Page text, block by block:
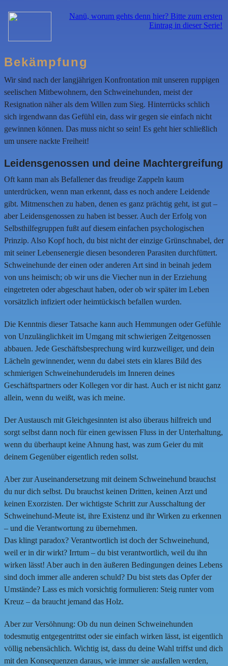
Nanü, worum gehts denn hier? Bitte zum ersten
Eintrag in dieser Serie!
Bekämpfung
Wir sind nach der langjährigen Konfrontation mit unseren ruppigen
seelischen Mitbewohnern, den Schweinehunden, meist der
Resignation näher als dem Willen zum Sieg. Hinterrücks schlich
sich irgendwann das Gefühl ein, dass wir gegen sie einfach nicht
gewinnen können. Das muss nicht so sein! Es geht hier schließlich
um unsere nackte Freiheit!
Leidensgenossen und deine Machtergreifung
Oft kann man als Befallener das freudige Zappeln kaum
unterdrücken, wenn man erkennt, dass es noch andere Leidende
gibt. Mitmenschen zu haben, denen es ganz prächtig geht, ist gut –
aber Leidensgenossen zu haben ist besser. Auch der Erfolg von
Selbsthilfegruppen fußt auf diesem einfachen psychologischen
Prinzip. Also Kopf hoch, du bist nicht der einzige Grünschnabel, der
mit seiner Lebensenergie diesen besonderen Parasiten durchfüttert.
Schweinehunde der einen oder anderen Art sind in beinah jedem
von uns heimisch; ob wir uns die Viecher nun in der Erziehung
eingetreten oder abgeschaut haben, oder ob wir später im Leben
vorsätzlich infiziert oder heimtückisch befallen wurden.
Die Kenntnis dieser Tatsache kann auch Hemmungen oder Gefühle
von Unzulänglichkeit im Umgang mit schwierigen Zeitgenossen
abbauen. Jede Geschäftsbesprechung wird kurzweiliger, und dein
Lächeln gewinnender, wenn du dabei stets ein klares Bild des
schmierigen Schweinehunderudels im Inneren deines
Geschäftspartners oder Kollegen vor dir hast. Auch er ist nicht ganz
allein, wenn du weißt, was ich meine.
Der Austausch mit Gleichgesinnten ist also überaus hilfreich und
sorgt selbst dann noch für einen gewissen Fluss in der Unterhaltung,
wenn du überhaupt keine Ahnung hast, was zum Geier du mit
deinem Gegenüber eigentlich reden sollst.
Aber zur Auseinandersetzung mit deinem Schweinehund brauchst
du nur dich selbst. Du brauchst keinen Dritten, keinen Arzt und
keinen Exorzisten. Der wichtigste Schritt zur Ausschaltung der
Schweinehund-Meute ist, ihre Existenz und ihr Wirken zu erkennen
– und die Verantwortung zu übernehmen.
Das klingt paradox? Verantwortlich ist doch der Schweinehund,
weil er in dir wirkt? Irrtum – du bist verantwortlich, weil du ihn
wirken lässt! Aber auch in den äußeren Bedingungen deines Lebens
sind doch immer alle anderen schuld? Du bist stets das Opfer der
Umstände? Lass es mich vorsichtig formulieren: Steig runter vom
Kreuz – da braucht jemand das Holz.
Aber zur Versöhnung: Ob du nun deinen Schweinehunden
todesmutig entgegentrittst oder sie einfach wirken lässt, ist eigentlich
völlig nebensächlich. Wichtig ist, dass du deine Wahl triffst und dich
mit den Konsequenzen daraus, wie immer sie ausfallen werden,